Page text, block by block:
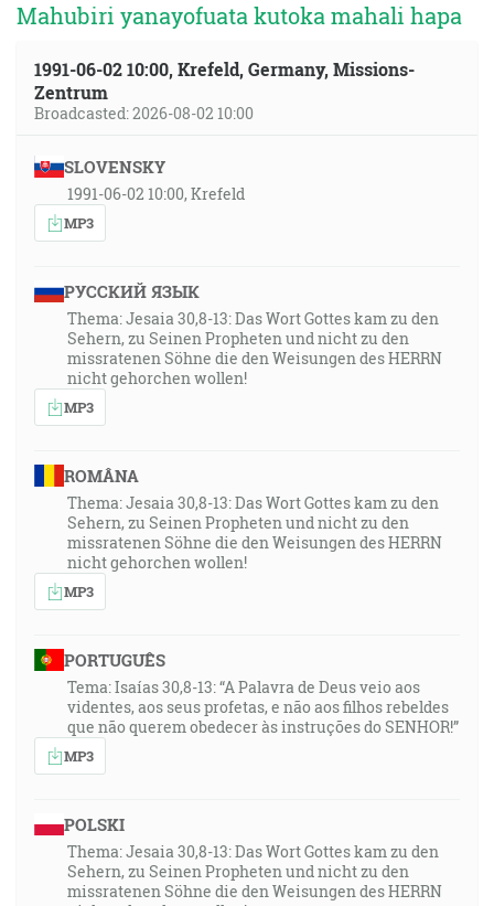
Mahubiri yanayofuata kutoka mahali hapa
1991-06-02 10:00, Krefeld, Germany, Missions-
Zentrum
Broadcasted: 2026-08-02 10:00
SLOVENSKY
1991-06-02 10:00, Krefeld
MP3
РУССКИЙ ЯЗЫК
Thema: Jesaia 30,8-13: Das Wort Gottes kam zu den
Sehern, zu Seinen Propheten und nicht zu den
missratenen Söhne die den Weisungen des HERRN
nicht gehorchen wollen!
MP3
ROMÂNA
Thema: Jesaia 30,8-13: Das Wort Gottes kam zu den
Sehern, zu Seinen Propheten und nicht zu den
missratenen Söhne die den Weisungen des HERRN
nicht gehorchen wollen!
MP3
PORTUGUÊS
Tema: Isaías 30,8-13: “A Palavra de Deus veio aos
videntes, aos seus profetas, e não aos filhos rebeldes
que não querem obedecer às instruções do SENHOR!”
MP3
POLSKI
Thema: Jesaia 30,8-13: Das Wort Gottes kam zu den
Sehern, zu Seinen Propheten und nicht zu den
missratenen Söhne die den Weisungen des HERRN